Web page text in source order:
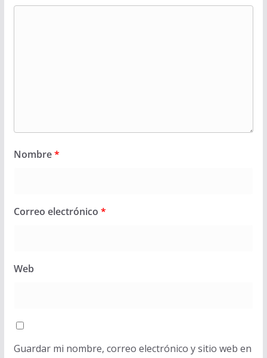
Nombre*
Correo electrónico *
Web
Guardar mi nombre, correo electrónico y sitio web en